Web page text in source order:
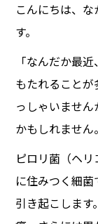
こんにちは、
す。
「なんだか最
もたれること
っしゃいませ
かもしれません。
ピロリ菌（ヘ
に住みつく細
引き起こしま